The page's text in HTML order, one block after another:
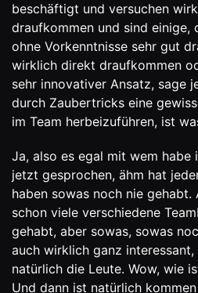
beschäftigt und versuchen
draufkommen und sind
ohne Vorkenntnisse sehr gut
wirklich direkt draufkommen
sehr innovativer Ansatz, sage
durch Zaubertricks eine
im Team herbeizuführen, ist
Ja, also es egal mit wem habe
jetzt gesprochen, ähm hat
haben sowas noch nie gehabt.
schon viele verschiedene
gehabt, aber sowas, sowas
auch wirklich ganz
natürlich die Leute. Wow, wie
Und dann ist natürlich